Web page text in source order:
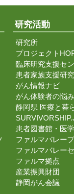
研究活動
研究所
プロジェクト
臨床研究支援セ
患者家族支援研究
がん情報ナビ
がん体験者の悩
静岡県 医療と暮
患者図書館・医
ファルマバレー
ファルマバレー
ファルマ拠点
産業振興財団
静岡がん会議